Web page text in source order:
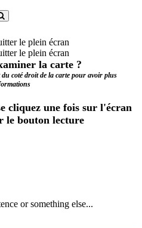
le plein écran
le plein écran
la carte ?
coté droit de la carte pour avoir plus
cliquez une fois sur l'écran
le bouton lecture
or something else...